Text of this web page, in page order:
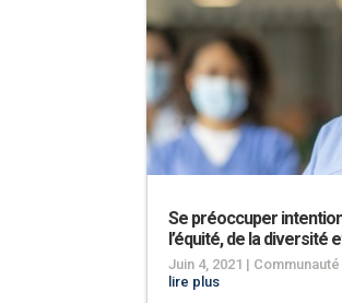
Se préoccuper
l’équité, de la diversité
Juin 4, 2021 | Communauté
lire plus